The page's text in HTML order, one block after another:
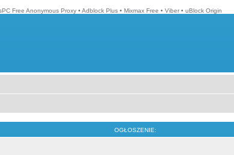
Free Anonymous Proxy • Adblock Plus • Mixmax Free • Viber • uBlock Origin
OGŁOSZENIE: